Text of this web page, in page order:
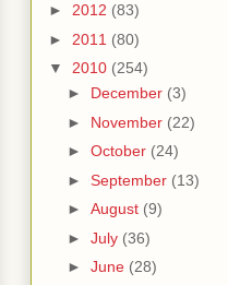
► 2012 (83)
► 2011 (80)
▼ 2010 (254)
► December (3)
► November (22)
► October (24)
► September (13)
► August (9)
► July (36)
► June (28)